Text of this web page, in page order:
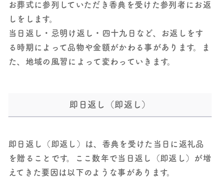
お葬式に参列していただき香典を受けた参列者にお返
しをします。
当日返し・忌明け返し・四十九日など、お返しをす
る時期によって品物や金額がかわる事があります。ま
た、地域の風習によって変わっていきます。
即日返し（即返し）
即日返し（即返し）は、香典を受けた当日に返礼品
を贈ることです。ここ数年で当日返し（即返し）が増
えてきた要因は以下のような事があります。